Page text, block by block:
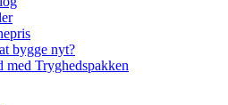
bygge nyt?
med Tryghedspakken